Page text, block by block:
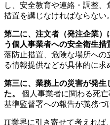
し、安全教育や連絡・調整
措置を講じなければならない。
第二に、注文者（発注企業
う個人事業者への安全衛生措
落防止措置、危険な場所へ
る情報提供などが具体的に求
第三に、業務上の災害が発
た。
個人事業者に関わる死
基準監督署への報告が義務づ
IT業界に引き寄せて考えれば